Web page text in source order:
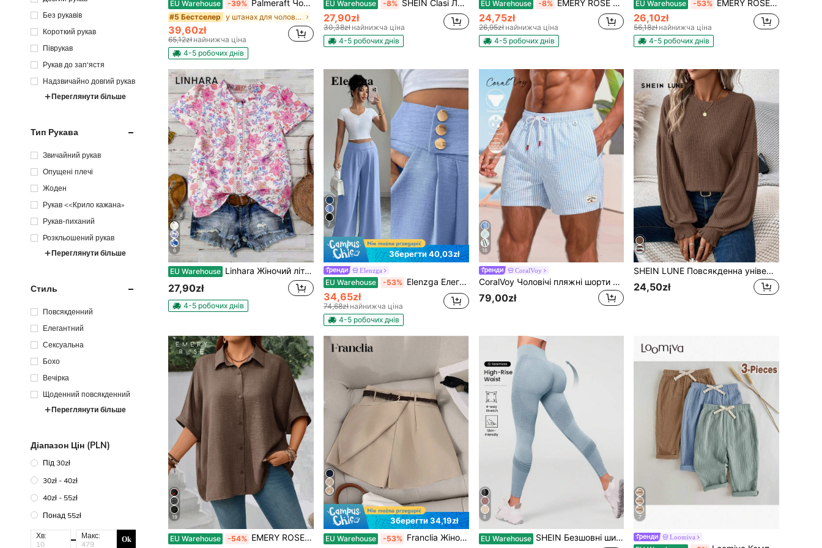
Без рукавів
Короткий рукав
Піврукав
Рукав до зап'ястя
Надзвичайно довгий рукав
Переглянути більше
Тип Рукава
Звичайний рукав
Опущені плечі
Жоден
Рукав <<Крило кажана»
Рукав-пиханий
Розкльошений рукав
Переглянути більше
Стиль
Повсякденний
Елегантний
Сексуальна
Бохо
Вечірка
Щоденний повсякденний
Переглянути більше
Діапазон Цін (PLN)
Під 30zł
30zł - 40zł
40zł - 55zł
Понад 55zł
Хв: Макс: Ok
EU Warehouse -39% Palmeraft Чоловічі однотонні лляні повсякденні штани, мінімалістичний стиль для щоденного носіння, осені, свят
#5 Бестселер у штанах для чоловіків на відпустку
39,60zł
65,12złнайнижча ціна
4-5 робочих днів
EU Warehouse -8% SHEIN Clasi Легінси великих розмірів з простими однотонними елементами в стилі печворк, повсякденне носіння
27,90zł
30,38zł найнижча ціна
4-5 робочих днів
EU Warehouse -8% EMERY ROSE Жіноча футболка з короткими рукавами на тему фруктів, повсякденний одяг для активного відпочинку, мила футболка, одяг для дому
24,75zł
26,95zł найнижча ціна
4-5 робочих днів
EU Warehouse -53% EMERY ROSE Літня жіноча сорочка великого розміру з тканого матеріалу, проста та повсякденна
26,10zł
56,18złнайнижча ціна
4-5 робочих днів
6
EU Warehouse Linhara Жіночий літній топ великого розміру з квітковим принтом, біла бохо блуза вільного крою для відпустки та свят, повсякденна рожева квіткова блуза на весну
27,90zł
4-5 робочих днів
7
Зберегти 40,03zł
Elenzga
EU Warehouse -53% Elenzga Елегантні нові міські модні жіночі штани з високою талією світло-блакитного кольору з декором у вигляді золотих ґудзиків, підходять для щоденного носіння, весіль, офіційних заходів, поїздок на роботу, випускних вечірок, свят, відпусток, побачень, вечірок, Хелловіну, Різдва, Нового року, Дня подяки, весіль
34,65zł
74,68zł найнижча ціна
4-5 робочих днів
16
CoralVoy
CoralVoy Чоловічі пляжні шорти в смужку з принтом літер, на затяжці на талії, для відпустки
79,00zł
SHEIN LUNE Повсякденна універсальна жіноча футболка з зеленим ребристим рукавом і ліхтариком
24,50zł
19
EU Warehouse -54% EMERY ROSE Жіноча суцільна сорочка великих розмірів з рукавами "летюча миша" вільного однобортного крою, повсякденний одяг для відпустки, літній одяг
Зберегти 34,19zł
EU Warehouse -53% Franclia Жіночі елегантні шорти великого розміру з суцільним кольором та декором з пояса, універсальні для поїздок на роботу, виходу в світ, офісного одягу, вечірок, повсякденного літа
8
EU Warehouse SHEIN Безшовні широкі спортивні легінси для йоги для жінок
7
Loomiva